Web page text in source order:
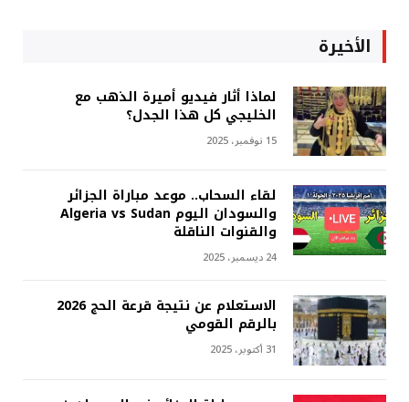
الأخيرة
لماذا أثار فيديو أميرة الذهب مع
الخليجي كل هذا الجدل؟
15 نوفمبر، 2025
لقاء السحاب.. موعد مباراة الجزائر
والسودان اليوم Algeria vs Sudan
والقنوات الناقلة
24 ديسمبر، 2025
الاستعلام عن نتيجة قرعة الحج 2026
بالرقم القومي
31 أكتوبر، 2025